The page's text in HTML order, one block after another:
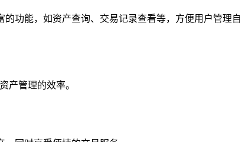
功能，如资产查询、交易记录查看等，方便用户管理自
产管理的效率。